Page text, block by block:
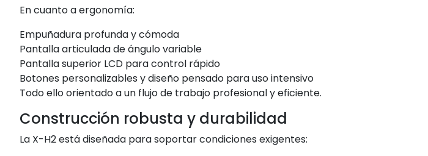
En cuanto a ergonomía:
Empuñadura profunda y cómoda
Pantalla articulada de ángulo variable
Pantalla superior LCD para control rápido
Botones personalizables y diseño pensado para uso intensivo
Todo ello orientado a un flujo de trabajo profesional y eficiente.
Construcción robusta y durabilidad
La X-H2 está diseñada para soportar condiciones exigentes: